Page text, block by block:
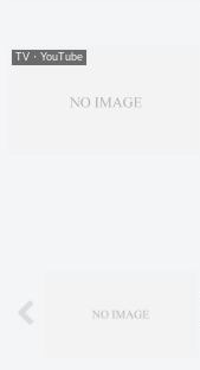
TV・YouTube